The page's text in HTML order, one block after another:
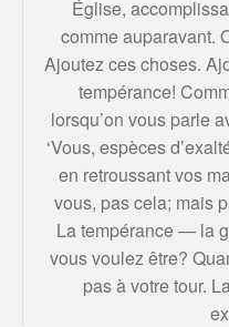
Église,
comme auparavant.
Ajoutez ces choses.
tempérance!
lorsqu’on vous parle
‘Vous, espèces
en retroussant vos
vous, pas cela; mais
La tempérance — la
vous voulez être?
pas à votre tour.